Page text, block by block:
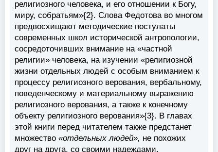
религиозного человека, и его отношении к Богу,
миру, собратьям»{2}. Слова Федотова во многом
предвосхищают методические постулаты
современных школ исторической антропологии,
сосредоточивших внимание на «частной
религии» человека, на изучении «религиозной
жизни отдельных людей с особым вниманием к
процессу религиозного верования, вербальному,
поведенческому и материальному выражению
религиозного верования, а также к конечному
объекту религиозного верования»{3}. В главах
этой книги перед читателем также предстанет
множество «отдельных людей», не похожих
друг на друга, со своими надеждами,